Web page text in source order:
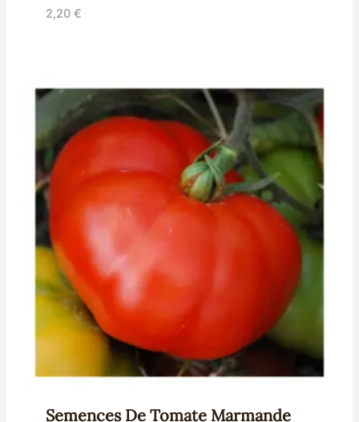
2,20 €
Semences De Tomate Marmande